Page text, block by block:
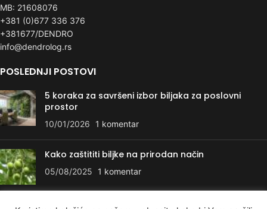
MB: 21608076
+381 (0)677 336 376
+381677/DENDRO
info@dendrolog.rs
POSLEDNJI POSTOVI
5 koraka za savršeni izbor biljaka za poslovni
prostor
10/01/2026 1 komentar
Kako zaštititi biljke na prirodan način
05/08/2025 1 komentar